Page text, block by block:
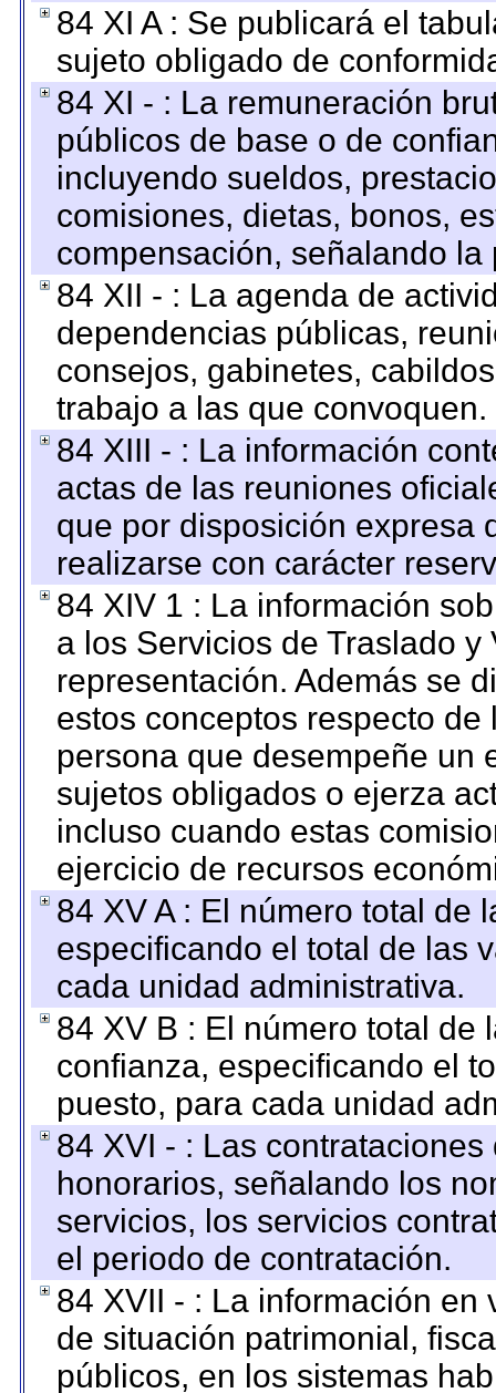
84 XI A : Se publicará el
sujeto obligado de
84 XI - : La remuneración
públicos de base o de
incluyendo sueldos,
comisiones, dietas, bonos,
compensación, señalando
84 XII - : La agenda de
dependencias públicas,
consejos, gabinetes,
trabajo a las que convoquen.
84 XIII - : La información
actas de las reuniones
que por disposición expresa
realizarse con carácter
84 XIV 1 : La información
a los Servicios de Traslado
representación. Además se
estos conceptos respecto
persona que desempeñe un
sujetos obligados o ejerza
incluso cuando estas
ejercicio de recursos
84 XV A : El número total de
especificando el total de las
cada unidad administrativa.
84 XV B : El número total de
confianza, especificando el
puesto, para cada unidad
84 XVI - : Las
honorarios, señalando los
servicios, los servicios
el periodo de contratación.
84 XVII - : La información
de situación patrimonial,
públicos, en los sistemas